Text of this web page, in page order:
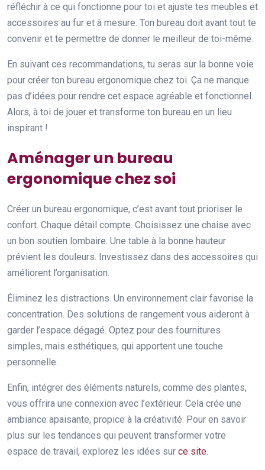
réfléchir à ce qui fonctionne pour toi et ajuste tes meubles et
accessoires au fur et à mesure. Ton bureau doit avant tout te
convenir et te permettre de donner le meilleur de toi-même.
En suivant ces recommandations, tu seras sur la bonne voie
pour créer ton bureau ergonomique chez toi. Ça ne manque
pas d’idées pour rendre cet espace agréable et fonctionnel.
Alors, à toi de jouer et transforme ton bureau en un lieu
inspirant !
Aménager un bureau
ergonomique chez soi
Créer un bureau ergonomique, c’est avant tout prioriser le
confort. Chaque détail compte. Choisissez une chaise avec
un bon soutien lombaire. Une table à la bonne hauteur
prévient les douleurs. Investissez dans des accessoires qui
améliorent l’organisation.
Éliminez les distractions. Un environnement clair favorise la
concentration. Des solutions de rangement vous aideront à
garder l’espace dégagé. Optez pour des fournitures
simples, mais esthétiques, qui apportent une touche
personnelle.
Enfin, intégrer des éléments naturels, comme des plantes,
vous offrira une connexion avec l’extérieur. Cela crée une
ambiance apaisante, propice à la créativité. Pour en savoir
plus sur les tendances qui peuvent transformer votre
espace de travail, explorez les idées sur ce site.